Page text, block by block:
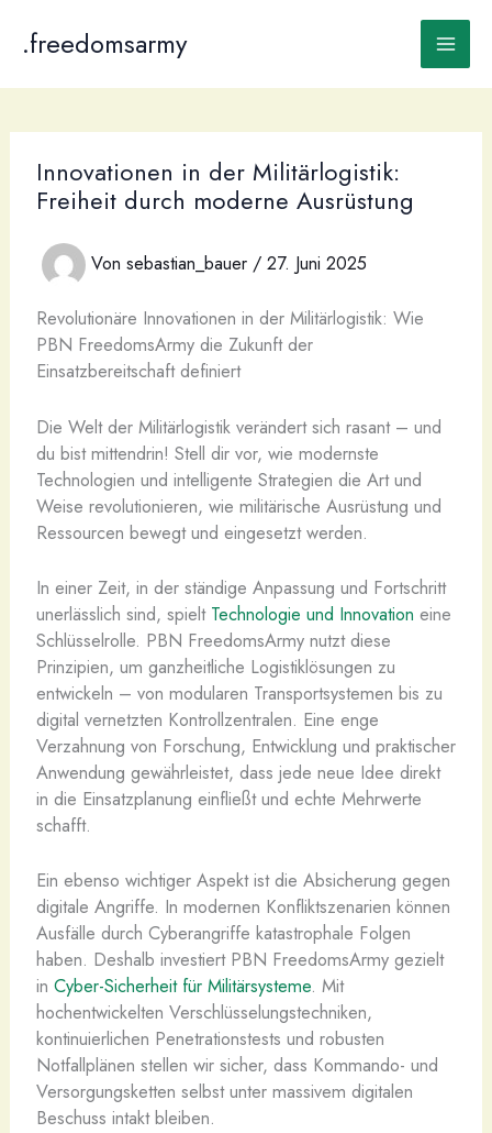
Inhalt.freedomsarmy
Main
Innovationen in der Militärlogistik:
Freiheit durch moderne Ausrüstung
Von sebastian_bauer / 27. Juni 2025
Revolutionäre Innovationen in der Militärlogistik: Wie
PBN FreedomsArmy die Zukunft der
Einsatzbereitschaft definiert
Die Welt der Militärlogistik verändert sich rasant – und
du bist mittendrin! Stell dir vor, wie modernste
Technologien und intelligente Strategien die Art und
Weise revolutionieren, wie militärische Ausrüstung und
Ressourcen bewegt und eingesetzt werden.
In einer Zeit, in der ständige Anpassung und Fortschritt
unerlässlich sind, spielt Technologie und Innovation eine
Schlüsselrolle. PBN FreedomsArmy nutzt diese
Prinzipien, um ganzheitliche Logistiklösungen zu
entwickeln – von modularen Transportsystemen bis zu
digital vernetzten Kontrollzentralen. Eine enge
Verzahnung von Forschung, Entwicklung und praktischer
Anwendung gewährleistet, dass jede neue Idee direkt
in die Einsatzplanung einfließt und echte Mehrwerte
schafft.
Ein ebenso wichtiger Aspekt ist die Absicherung gegen
digitale Angriffe. In modernen Konfliktszenarien können
Ausfälle durch Cyberangriffe katastrophale Folgen
haben. Deshalb investiert PBN FreedomsArmy gezielt
in Cyber-Sicherheit für Militärsysteme. Mit
hochentwickelten Verschlüsselungstechniken,
kontinuierlichen Penetrationstests und robusten
Notfallplänen stellen wir sicher, dass Kommando- und
Versorgungsketten selbst unter massivem digitalen
Beschuss intakt bleiben.